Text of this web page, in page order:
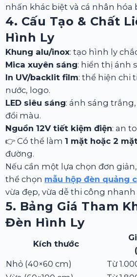
nhấn khác biệt và cá nhân hóa
4. Cấu Tạo & Chất
Hình Ly
Khung alu/inox: tạo hình ly
Mica xuyên sáng: hiển thị ánh
In UV/backlit film: thể hiện chi
nước, logo.
LED siêu sáng: ánh sáng
đổi màu.
Nguồn 12V tiết kiệm điện: an
👉 Có thể làm1 mặt hoặc 2
đường.
Nếu cần một lựa chọn đơn
thể chọn mẫu hộp đèn quảng
vừa đẹp, vừa dễ thi công
5. Bảng Giá Tham
Đèn Hình Ly
Kích thước
Nhỏ (40×60 cm)
Từ